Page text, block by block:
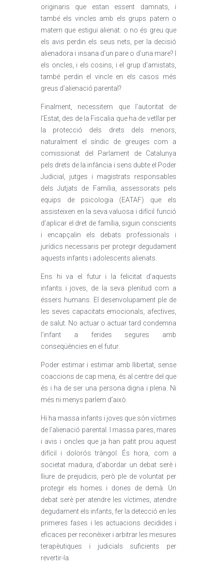
originaris que estan essent damnats, i
també els vincles amb els grups patern o
matern que estigui alienat: o no és greu que
els avis perdin els seus nets, per la decisió
alienadora i insana d’un pare o d’una mare? I
els oncles, i els cosins, i el grup d’amistats,
també perdin el vincle en els casos més
greus d’alienació parental?
Finalment, necessitem que l’autoritat de
l’Estat, des de la Fiscalia que ha de vetllar per
la protecció dels drets dels menors,
naturalment el síndic de greuges com a
comissionat del Parlament de Catalunya
pels drets de la infància i sens dubte el Poder
Judicial, jutges i magistrats responsables
dels Jutjats de Família, assessorats pels
equips de psicologia (EATAF) que els
assisteixen en la seva valuosa i difícil funció
d’aplicar el dret de família, siguin conscients
i encapçalin els debats professionals i
jurídics necessaris per protegir degudament
aquests infants i adolescents alienats.
Ens hi va el futur i la felicitat d’aquests
infants i joves, de la seva plenitud com a
éssers humans. El desenvolupament ple de
les seves capacitats emocionals, afectives,
de salut. No actuar o actuar tard condemna
l’infant a ferides segures amb
conseqüències en el futur.
Poder estimar i estimar amb llibertat, sense
coaccions de cap mena, és al centre del que
és i ha de ser una persona digna i plena. Ni
més ni menys parlem d’això.
Hi ha massa infants i joves que són víctimes
de l’alienació parental. I massa pares, mares
i avis i oncles que ja han patit prou aquest
difícil i dolorós tràngol. És hora, com a
societat madura, d’abordar un debat serè i
lliure de prejudicis, però ple de voluntat per
protegir els homes i dones de demà. Un
debat serè per atendre les víctimes, atendre
degudament els infants, fer la detecció en les
primeres fases i les actuacions decidides i
eficaces per reconèixer i arbitrar les mesures
terapèutiques i judicials suficients per
revertir-la.